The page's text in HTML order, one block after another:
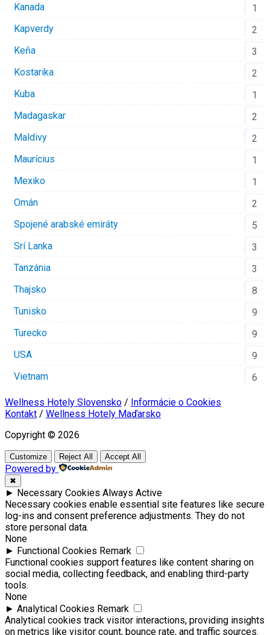
Kanada
1
Kapverdy
2
Keňa
3
Kostarika
2
Kuba
1
Madagaskar
2
Maldivy
2
Maurícius
1
Mexiko
1
Omán
2
Spojené arabské emiráty
5
Srí Lanka
3
Tanzánia
3
Thajsko
8
Tunisko
9
Turecko
9
USA
9
Vietnam
6
Wellness Hotely Slovensko / Informácie o Cookies
Kontakt / Wellness Hotely Maďarsko
Copyright © 2026
Customize Reject All Accept All
Powered by
✖
► Necessary Cookies Always Active
Necessary cookies enable essential site features like secure
log-ins and consent preference adjustments. They do not
store personal data.
None
► Functional Cookies Remark
Functional cookies support features like content sharing on
social media, collecting feedback, and enabling third-party
tools.
None
► Analytical Cookies Remark
Analytical cookies track visitor interactions, providing insights
on metrics like visitor count, bounce rate, and traffic sources.